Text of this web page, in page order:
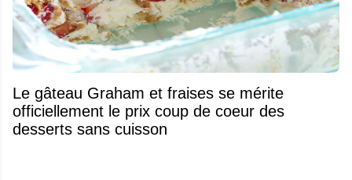
Le gâteau Graham et fraises se mérite
officiellement le prix coup de coeur des
desserts sans cuisson